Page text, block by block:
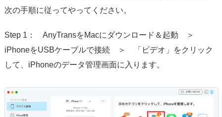
次の手順に従ってやってください。
Step 1： AnyTransをMacにダウンロード＆起動 ＞
iPhoneをUSBケーブルで接続 ＞ 「ビデオ」をクリック
して、iPhoneのデータ管理画面に入ります。